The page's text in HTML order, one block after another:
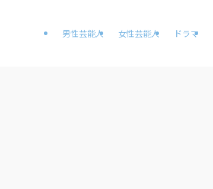
男性芸能人 女性芸能人 ドラマ